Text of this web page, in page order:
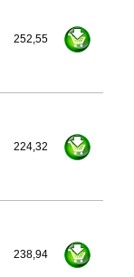
252,55
224,32
238,94